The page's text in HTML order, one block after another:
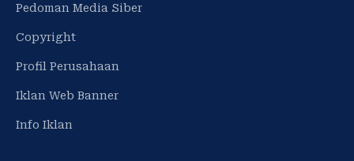
Pedoman Media Siber
Copyright
Profil Perusahaan
Iklan Web Banner
Info Iklan